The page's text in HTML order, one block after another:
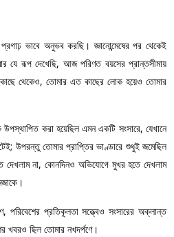
ভাবে অনুভব করছি। জ্ঞানোন্মেষের পর থেকেই
যে রূপ দেখেছি, আজ পরিণত বয়সের প্রান্তসীমায়
থেকেও, তোমার এত কাছের লোক হয়েও তোমার
করা হয়েছিল এমন একটি সংসারে, যেখানে
উপরন্তু তোমার প্রাপ্তির ভাণ্ডারে শুধুই জমেছিল
দেখলাম না, কোনদিনও অভিযোগে মুখর হতে দেখলাম
প্রতিকূলতা সত্ত্বেও সংসারের অক্লান্ত
খবরও ছিল তোমার নখদর্পণে।